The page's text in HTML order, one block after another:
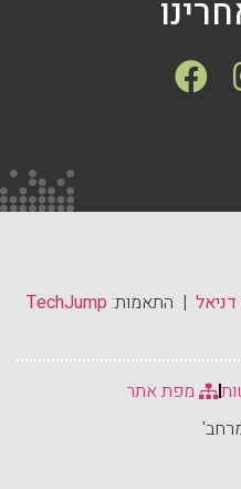
| התאמות: TechJump
מפת אתר